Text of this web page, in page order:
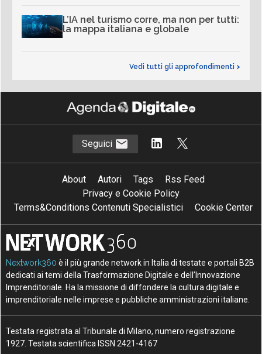
L’IA nel turismo corre, ma non per tutti:
la mappa italiana e globale
Vedi tutti gli approfondimenti >
Seguici
About Autori Tags
Rss Feed
Privacy e Cookie Policy
Terms&Conditions Contenuti Specialistici
Cookie Center
Nextwork360 è il più grande network in Italia di testate e portali B2B
dedicati ai temi della Trasformazione Digitale e dell’Innovazione
Imprenditoriale. Ha la missione di diffondere la cultura digitale e
imprenditoriale nelle imprese e pubbliche amministrazioni italiane.
Testata registrata al Tribunale di Milano, numero registrazione
1927. Testata scientifica ISSN 2421-4167